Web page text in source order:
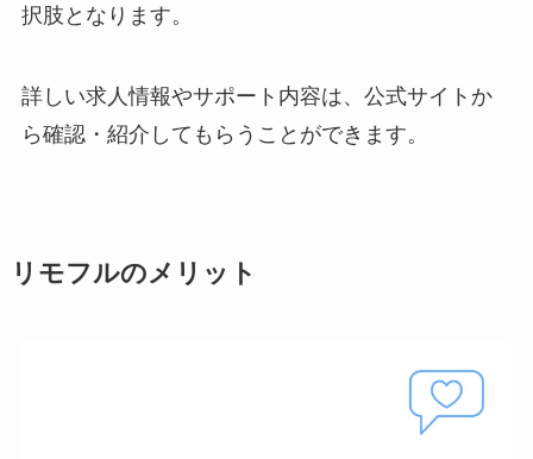
択肢となります。
詳しい求人情報やサポート内容は、公式サイトか
ら確認・紹介してもらうことができます。
リモフルのメリット